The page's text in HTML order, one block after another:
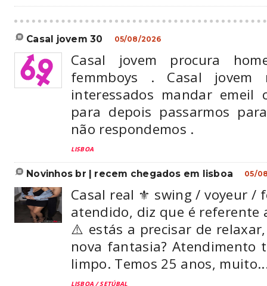
casal jovem 30 05/08/2026
Casal jovem procura
femmboys . Casal
interessados mandar
para depois passarmos
não respondemos .
LISBOA
novinhos br | recem chegados em lisboa 05/
Casal real ⚜️ swing / voyeur
atendido, diz que é referente
⚠️ estás a precisar de
nova fantasia? Atendimento
limpo. Temos 25 anos,
LISBOA / SETÚBAL